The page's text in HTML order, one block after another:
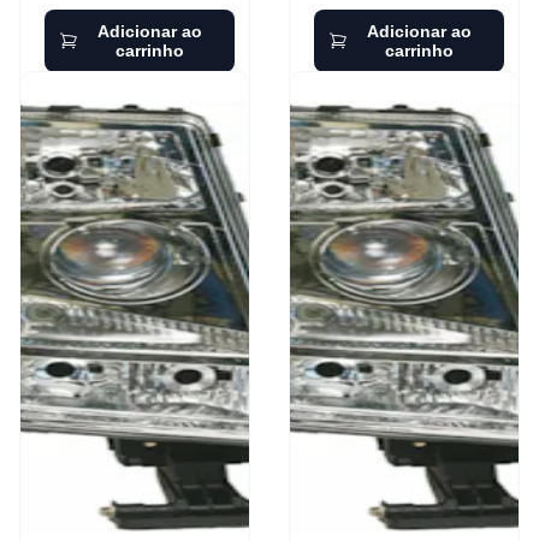
Adicionar ao
carrinho
Adicionar ao
carrinho